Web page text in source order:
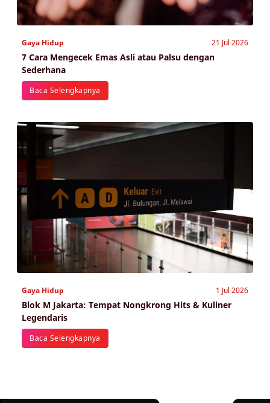
Gaya Hidup 21 Jul 2026
7 Cara Mengecek Emas Asli atau Palsu dengan
Sederhana
Baca Selengkapnya
Gaya Hidup 1 Jul 2026
Blok M Jakarta: Tempat Nongkrong Hits & Kuliner
Legendaris
Baca Selengkapnya